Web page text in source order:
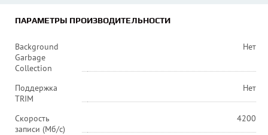
ПАРАМЕТРЫ ПРОИЗВОДИТЕЛЬНОСТИ
Background
Garbage
Collection
Нет
Поддержка
TRIM
Нет
Скорость
записи (Мб/с)
4200